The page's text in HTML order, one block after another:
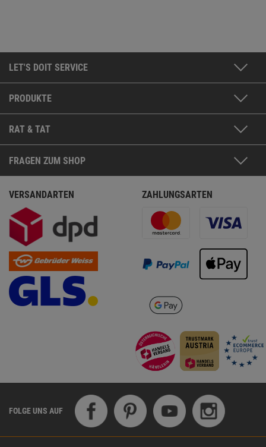
LET'S DOIT SERVICE
PRODUKTE
RAT & TAT
FRAGEN ZUM SHOP
VERSANDARTEN ZAHLUNGSARTEN
FOLGE UNS AUF